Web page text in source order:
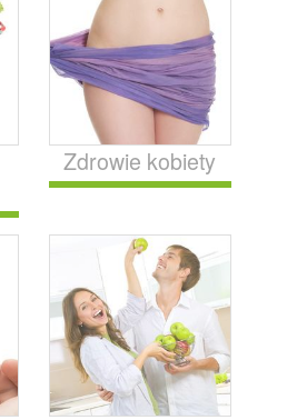
Zdrowie kobiety